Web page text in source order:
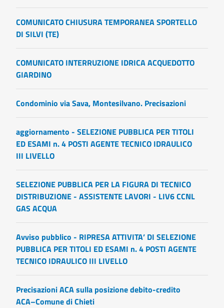
COMUNICATO CHIUSURA TEMPORANEA SPORTELLO
DI SILVI (TE)
COMUNICATO INTERRUZIONE IDRICA ACQUEDOTTO
GIARDINO
Condominio via Sava, Montesilvano. Precisazioni
aggiornamento - SELEZIONE PUBBLICA PER TITOLI
ED ESAMI n. 4 POSTI AGENTE TECNICO IDRAULICO
III LIVELLO
SELEZIONE PUBBLICA PER LA FIGURA DI TECNICO
DISTRIBUZIONE - ASSISTENTE LAVORI - LIV6 CCNL
GAS ACQUA
Avviso pubblico - RIPRESA ATTIVITA’ DI SELEZIONE
PUBBLICA PER TITOLI ED ESAMI n. 4 POSTI AGENTE
TECNICO IDRAULICO III LIVELLO
Precisazioni ACA sulla posizione debito-credito
ACA–Comune di Chieti